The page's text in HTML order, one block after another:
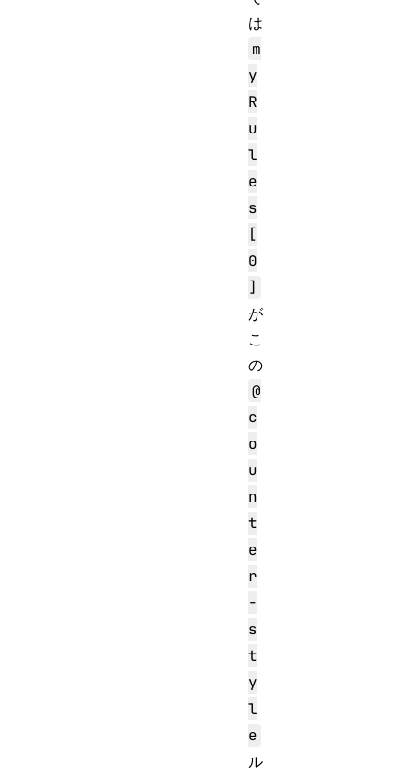
は
m
y
R
u
l
e
s
[
0
]
が
こ
の
@
c
o
u
n
t
e
r
-
s
t
y
l
e
ル